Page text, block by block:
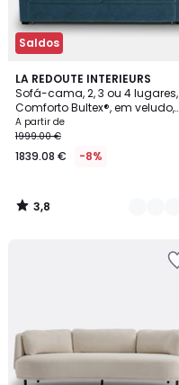
Saldos
LA REDOUTE INTERIEURS
Sofá-cama, 2, 3 ou 4 lugares,
Comforto Bultex®, em veludo,
TIMOR
A partir de
1999.00 €
1839.08 € -8%
3,8
/ 5
7
Cores
3,8
/